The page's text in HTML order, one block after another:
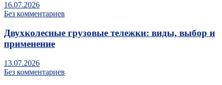
16.07.2026
Без комментариев
Двухколесные грузовые тележки: виды, выбор и
применение
13.07.2026
Без комментариев